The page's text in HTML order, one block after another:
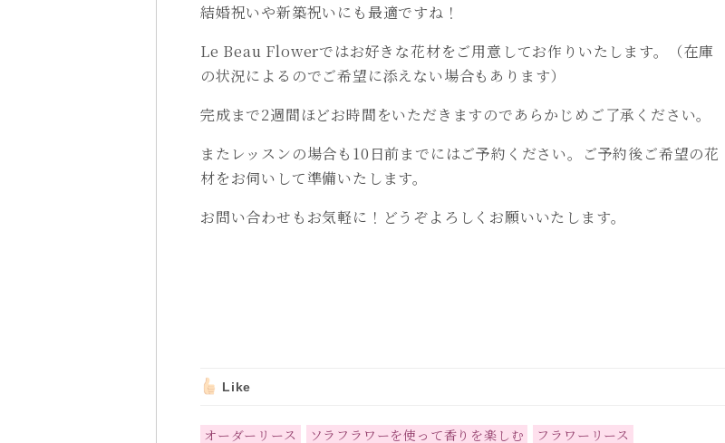
結婚祝いや新築祝いにも最適ですね！
Le Beau Flowerではお好きな花材をご用意してお作りいたします。（在庫
の状況によるのでご希望に添えない場合もあります）
完成まで2週間ほどお時間をいただきますのであらかじめご了承ください。
またレッスンの場合も10日前までにはご予約ください。ご予約後ご希望の花
材をお伺いして準備いたします。
お問い合わせもお気軽に！どうぞよろしくお願いいたします。
Like
オーダーリース ソラフラワーを使って香りを楽しむ
フラワーリース